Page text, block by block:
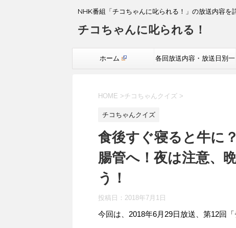
NHK番組「チコちゃんに叱られる！」の放送内容を
チコちゃんに叱られる！
ホーム 各回放送内容・放送日別一
HOME >チコちゃんクイズ >
チコちゃんクイズ
食後すぐ寝ると牛に
腸管へ！夜は注意、
う！
投稿日： 2018年7月1日
今回は、2018年6月29日放送、第12回